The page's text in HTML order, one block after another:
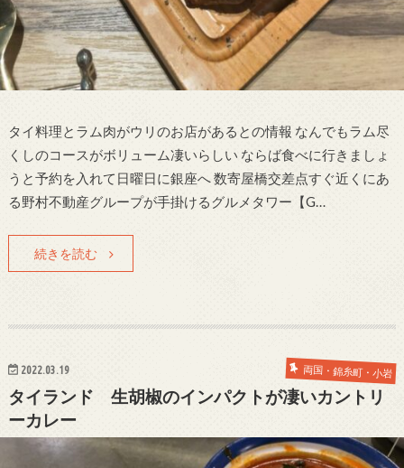
タイ料理とラム肉がウリのお店があるとの情報 なんでもラム尽
くしのコースがボリューム凄いらしい ならば食べに行きましょ
うと予約を入れて日曜日に銀座へ 数寄屋橋交差点すぐ近くにあ
る野村不動産グループが手掛けるグルメタワー【G…
続きを読む
2022.03.19 両国・錦糸町・小岩
タイランド 生胡椒のインパクトが凄いカントリ
ーカレー